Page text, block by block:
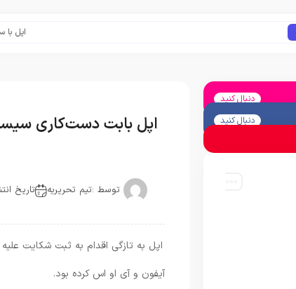
اپل با سهم ۶۵ درصدی همچنان فرمانروای بازار گوشی‌های پریمیوم جهان است
اپل بابت دست‌کاری
توسط :تیم تحریریه تاریخ انتشار :
آیفون و آی او اس کرده بود.
دنبال کنید
دنبال کنید